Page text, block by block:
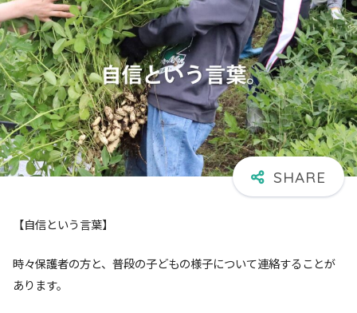
【自信という言葉】
時々保護者の方と、普段の子どもの様子について連絡することが
あります。